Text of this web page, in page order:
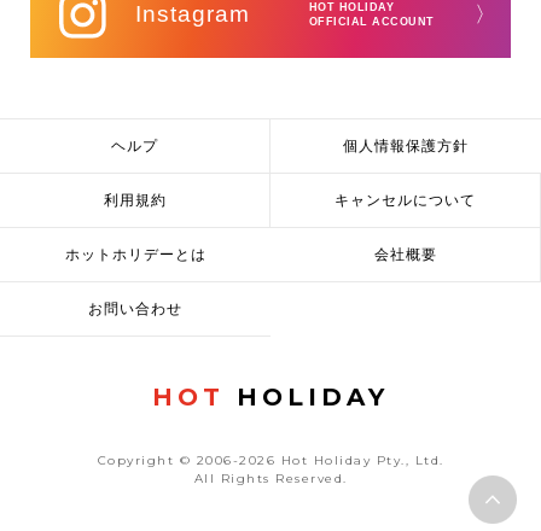
Instagram
HOT HOLIDAY
OFFICIAL ACCOUNT
〉
ヘルプ 個人情報保護方針
利用規約 キャンセルについて
ホットホリデーとは 会社概要
お問い合わせ
HOT HOLIDAY
Copyright © 2006-2026 Hot Holiday Pty., Ltd.
All Rights Reserved.